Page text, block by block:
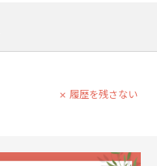
履歴を残さない